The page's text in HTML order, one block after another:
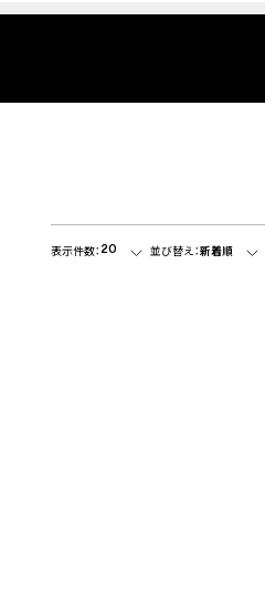
表示件数： 20 並び替え：新着順